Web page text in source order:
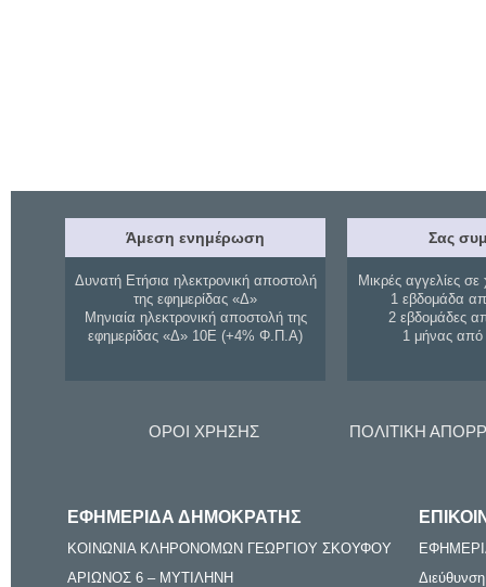
Άμεση ενημέρωση
Δυνατή Ετήσια ηλεκτρονική αποστολή
της εφημερίδας «Δ»
Μηνιαία ηλεκτρονική αποστολή της
εφημερίδας «Δ» 10Ε (+4% Φ.Π.Α)
Σας
Μικρές αγγελίες σε
1 εβδομάδα
2 εβδομάδες
1 μήνας
ΟΡΟΙ ΧΡΗΣΗΣ ΠΟΛΙΤΙΚΗ
ΕΦΗΜΕΡΙΔΑ ΔΗΜΟΚΡΑΤΗΣ
ΚΟΙΝΩΝΙΑ ΚΛΗΡΟΝΟΜΩΝ ΓΕΩΡΓΙΟΥ ΣΚΟΥΦΟΥ
ΑΡΙΩΝΟΣ 6 – ΜΥΤΙΛΗΝΗ